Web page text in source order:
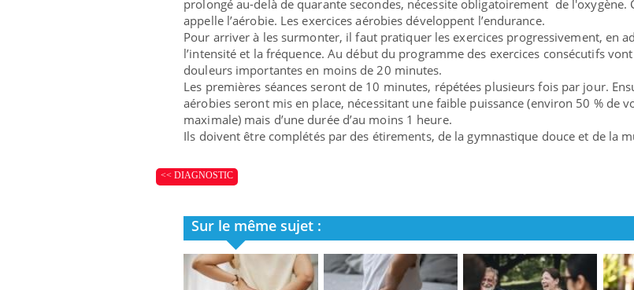
prolongé au-delà de quarante secondes, nécessite obligatoirement de l'oxygène.
appelle l’aérobie. Les exercices aérobies développent l’endurance.
Pour arriver à les surmonter, il faut pratiquer les exercices progressivement, en
l’intensité et la fréquence. Au début du programme des exercices consécutifs
douleurs importantes en moins de 20 minutes.
Les premières séances seront de 10 minutes, répétées plusieurs fois par jour.
aérobies seront mis en place, nécessitant une faible puissance (environ 50 % de
maximale) mais d’une durée d’au moins 1 heure.
Ils doivent être complétés par des étirements, de la gymnastique douce et de la
<< DIAGNOSTIC
Sur le même sujet :